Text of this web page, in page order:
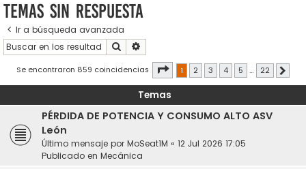
Temas sin respuesta
Ir a búsqueda avanzada
Buscar
Se encontraron 859 coincidencias Página de 22
1 2 3 4 5 … 22
Temas
PÉRDIDA DE POTENCIA Y CONSUMO ALTO ASV
León
Último mensaje por MoSeat1M « 12 Jul 2026 17:05
Publicado en Mecánica